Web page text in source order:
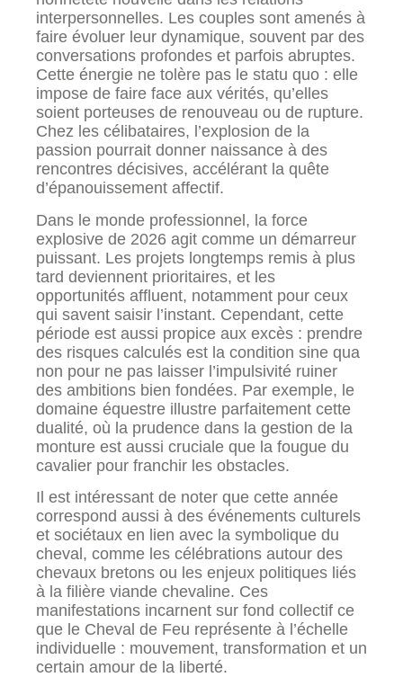
interpersonnelles. Les couples sont amenés à
faire évoluer leur dynamique, souvent par des
conversations profondes et parfois abruptes.
Cette énergie ne tolère pas le statu quo : elle
impose de faire face aux vérités, qu’elles
soient porteuses de renouveau ou de rupture.
Chez les célibataires, l’explosion de la
passion pourrait donner naissance à des
rencontres décisives, accélérant la quête
d’épanouissement affectif.
Dans le monde professionnel, la force
explosive de 2026 agit comme un démarreur
puissant. Les projets longtemps remis à plus
tard deviennent prioritaires, et les
opportunités affluent, notamment pour ceux
qui savent saisir l’instant. Cependant, cette
période est aussi propice aux excès : prendre
des risques calculés est la condition sine qua
non pour ne pas laisser l’impulsivité ruiner
des ambitions bien fondées. Par exemple, le
domaine équestre illustre parfaitement cette
dualité, où la prudence dans la gestion de la
monture est aussi cruciale que la fougue du
cavalier pour franchir les obstacles.
Il est intéressant de noter que cette année
correspond aussi à des événements culturels
et sociétaux en lien avec la symbolique du
cheval, comme les célébrations autour des
chevaux bretons ou les enjeux politiques liés
à la filière viande chevaline. Ces
manifestations incarnent sur fond collectif ce
que le Cheval de Feu représente à l’échelle
individuelle : mouvement, transformation et un
certain amour de la liberté.